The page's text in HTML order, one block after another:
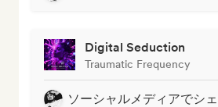
Digital Seduction
Traumatic Frequency
ソーシャルメディアでシ